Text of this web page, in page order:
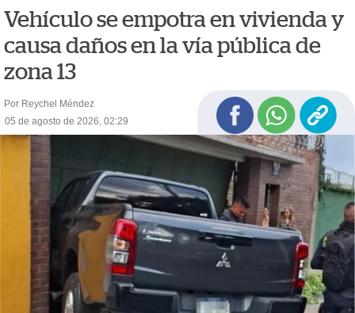
Vehículo se empotra en vivienda y
causa daños en la vía pública de
zona 13
Por Reychel Méndez
05 de agosto de 2026, 02:29